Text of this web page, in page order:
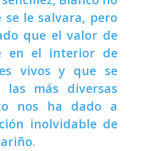
se le salvara, pero
que el valor de
en el interior de
vivos y que se
las más diversas
nos ha dado a
inolvidable de
.